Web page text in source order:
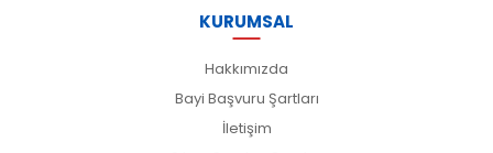
KURUMSAL
Hakkımızda
Bayi Başvuru Şartları
İletişim